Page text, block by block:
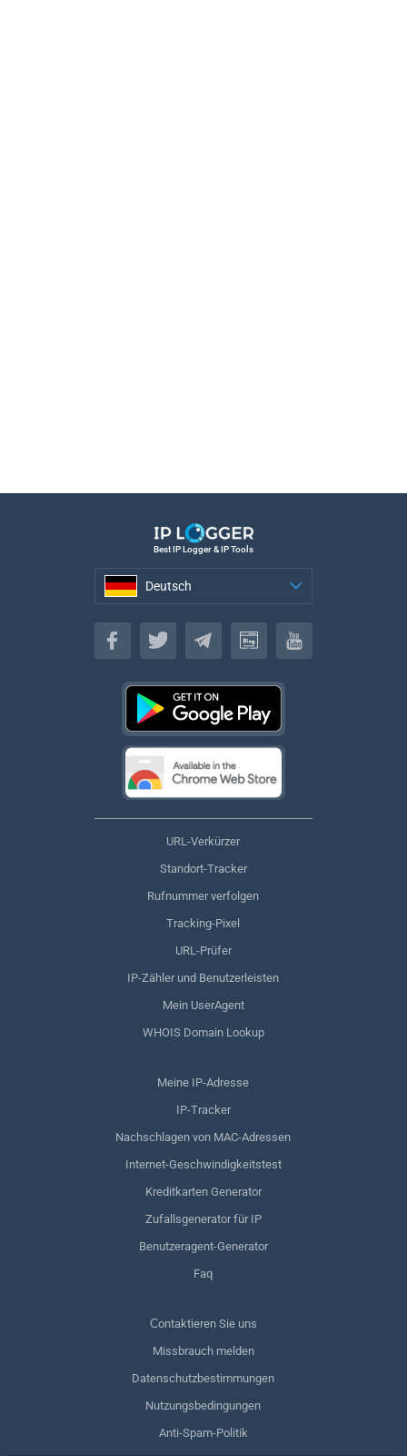
Best IP Logger & IP Tools
Deutsch
Deutsch
URL-Verkürzer
Standort-Tracker
Rufnummer verfolgen
Tracking-Pixel
URL-Prüfer
IP-Zähler und Benutzerleisten
Mein UserAgent
WHOIS Domain Lookup
Meine IP-Adresse
IP-Tracker
Nachschlagen von MAC-Adressen
Internet-Geschwindigkeitstest
Kreditkarten Generator
Zufallsgenerator für IP
Benutzeragent-Generator
Faq
Сontaktieren Sie uns
Missbrauch melden
Datenschutzbestimmungen
Nutzungsbedingungen
Anti-Spam-Politik